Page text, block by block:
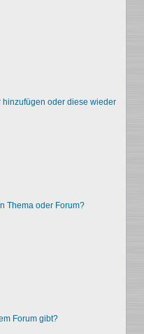
oder diese wieder
Thema oder Forum?
Forum gibt?